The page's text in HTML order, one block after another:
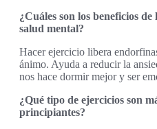
¿Cuáles son los beneficios
salud mental?
Hacer ejercicio libera
ánimo. Ayuda a reducir la
nos hace dormir mejor y ser
¿Qué tipo de ejercicios son
principiantes?